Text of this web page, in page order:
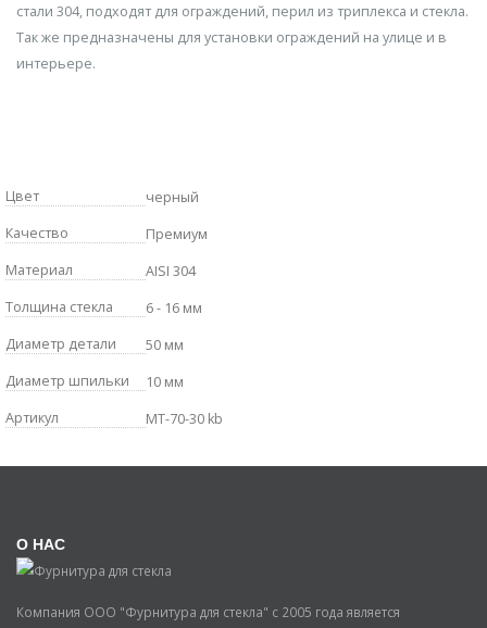
стали 304, подходят для ограждений, перил из триплекса и стекла.
Так же предназначены для установки ограждений на улице и в
интерьере.
Цвет
черный
Качество
Премиум
Материал
AISI 304
Толщина стекла
6 - 16 мм
Диаметр детали
50 мм
Диаметр шпильки
10 мм
Артикул
MT-70-30 kb
О НАС
Компания ООО "Фурнитура для стекла" с 2005 года является